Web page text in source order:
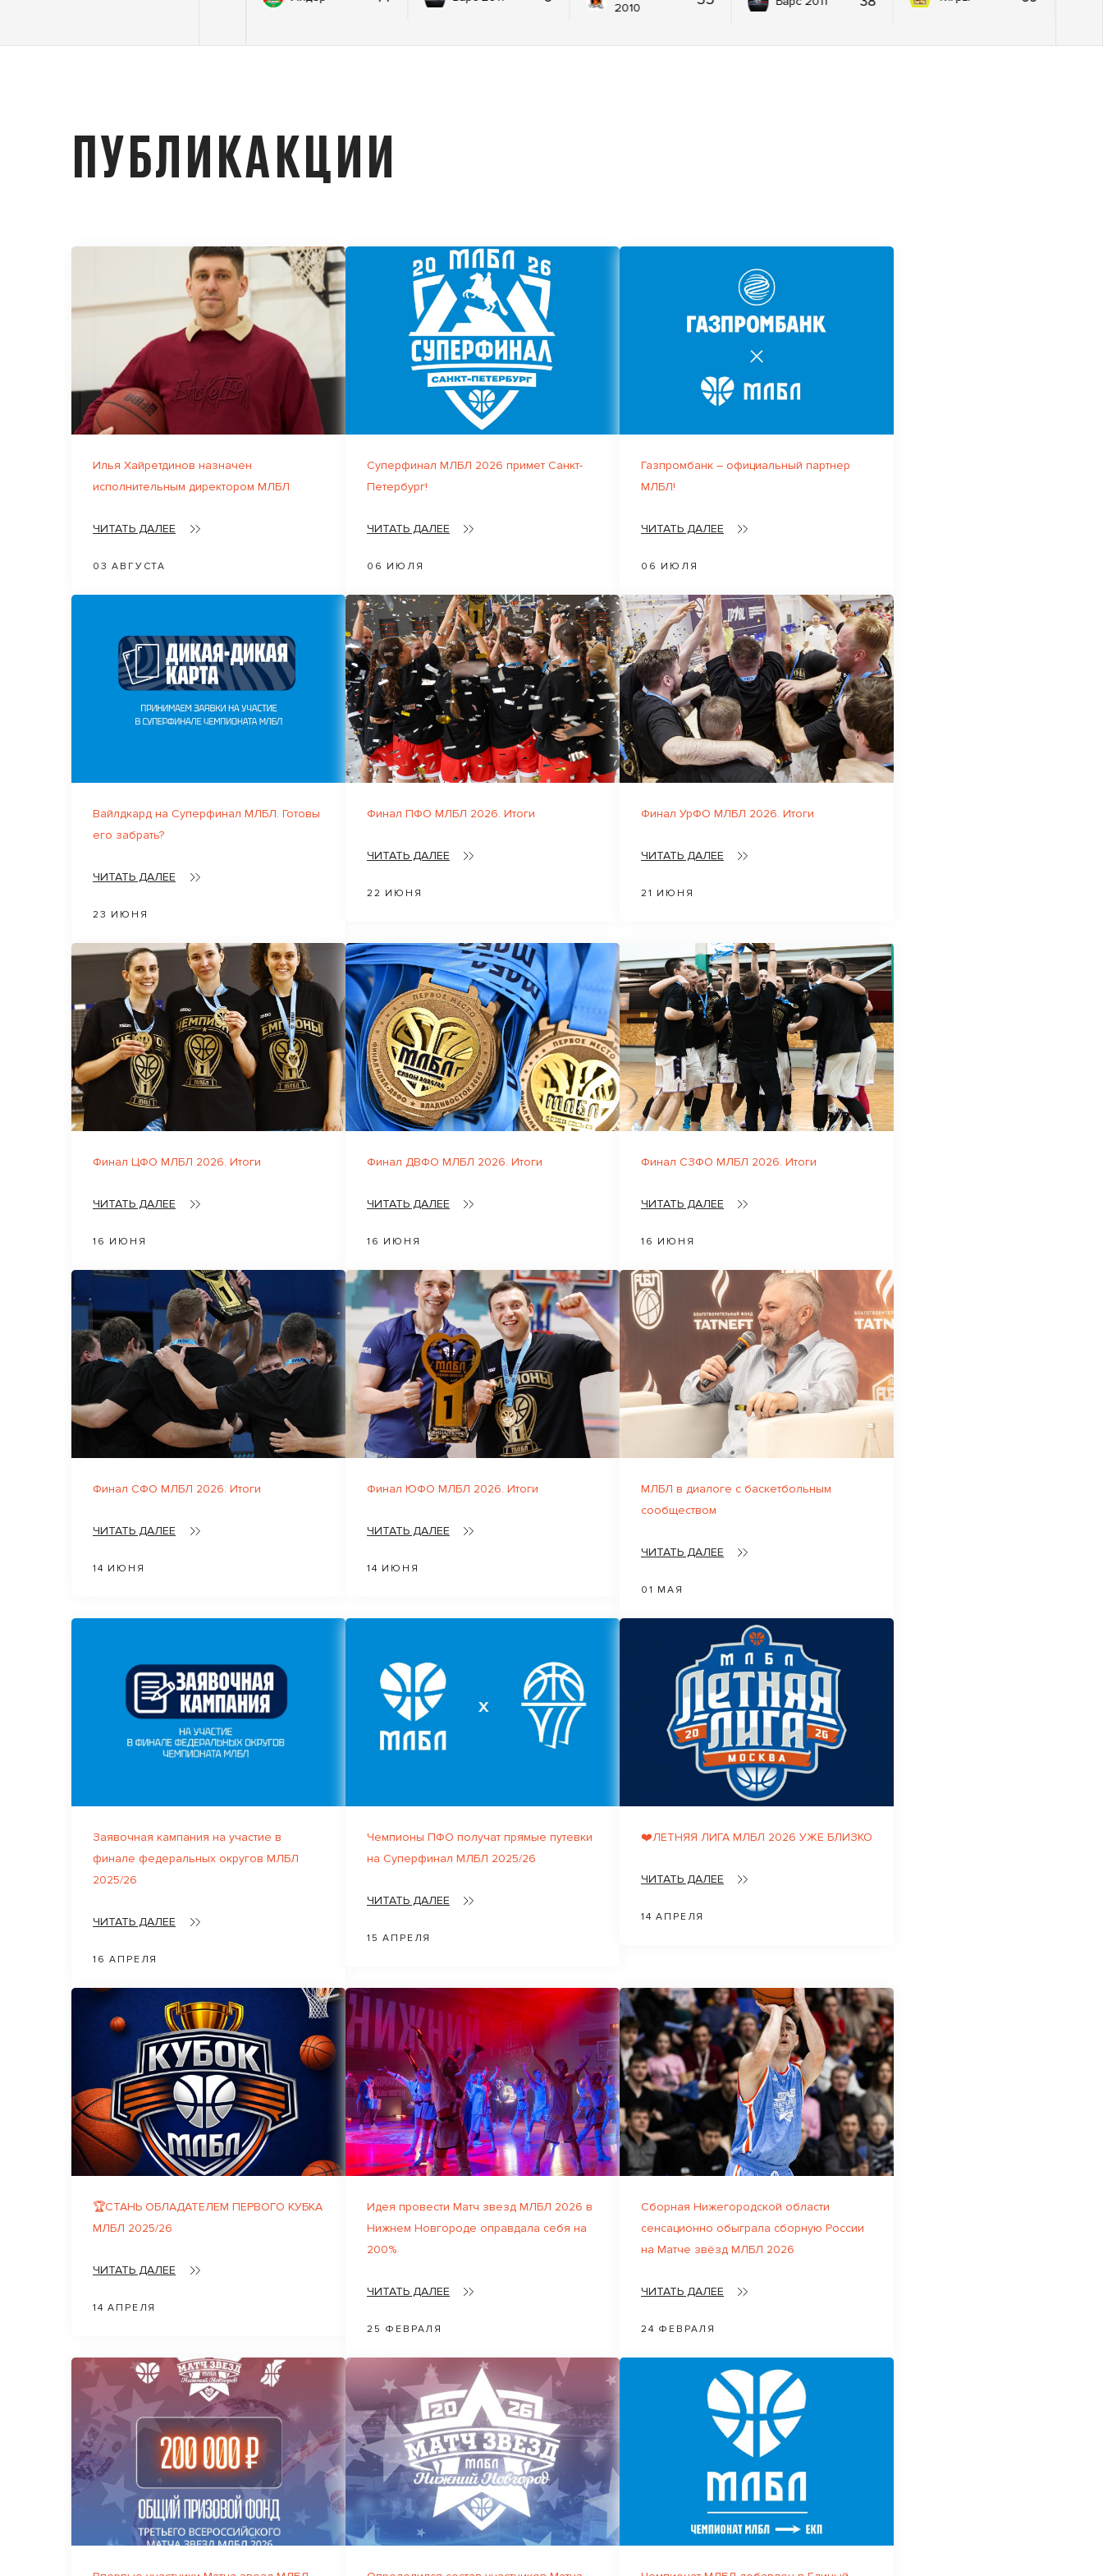
2010
ПУБЛИКАКЦИИ
Илья Хайретдинов назначен
исполнительным директором МЛБЛ
ЧИТАТЬ ДАЛЕЕ
03 АВГУСТА
Суперфинал МЛБЛ 2026 примет Санкт-
Петербург!
ЧИТАТЬ ДАЛЕЕ
06 ИЮЛЯ
Газпромбанк – официальный партнер
МЛБЛ!
ЧИТАТЬ ДАЛЕЕ
06 ИЮЛЯ
Вайлдкард на Суперфинал МЛБЛ. Готовы
его забрать?
ЧИТАТЬ ДАЛЕЕ
23 ИЮНЯ
Финал ПФО МЛБЛ 2026. Итоги
ЧИТАТЬ ДАЛЕЕ
22 ИЮНЯ
Финал УрФО МЛБЛ 2026. Итоги
ЧИТАТЬ ДАЛЕЕ
21 ИЮНЯ
Финал ЦФО МЛБЛ 2026. Итоги
ЧИТАТЬ ДАЛЕЕ
16 ИЮНЯ
Финал ДВФО МЛБЛ 2026. Итоги
ЧИТАТЬ ДАЛЕЕ
16 ИЮНЯ
Финал СЗФО МЛБЛ 2026. Итоги
ЧИТАТЬ ДАЛЕЕ
16 ИЮНЯ
Финал СФО МЛБЛ 2026. Итоги
ЧИТАТЬ ДАЛЕЕ
14 ИЮНЯ
Финал ЮФО МЛБЛ 2026. Итоги
ЧИТАТЬ ДАЛЕЕ
14 ИЮНЯ
МЛБЛ в диалоге с баскетбольным
сообществом
ЧИТАТЬ ДАЛЕЕ
01 МАЯ
Заявочная кампания на участие в
финале федеральных округов МЛБЛ
2025/26
ЧИТАТЬ ДАЛЕЕ
16 АПРЕЛЯ
Чемпионы ПФО получат прямые путевки
на Суперфинал МЛБЛ 2025/26
ЧИТАТЬ ДАЛЕЕ
15 АПРЕЛЯ
❤️ЛЕТНЯЯ ЛИГА МЛБЛ 2026 УЖЕ БЛИЗКО
ЧИТАТЬ ДАЛЕЕ
14 АПРЕЛЯ
🏆СТАНЬ ОБЛАДАТЕЛЕМ ПЕРВОГО КУБКА
МЛБЛ 2025/26
ЧИТАТЬ ДАЛЕЕ
14 АПРЕЛЯ
Идея провести Матч звезд МЛБЛ 2026 в
Нижнем Новгороде оправдала себя на
200%
ЧИТАТЬ ДАЛЕЕ
25 ФЕВРАЛЯ
Сборная Нижегородской области
сенсационно обыграла сборную России
на Матче звёзд МЛБЛ 2026
ЧИТАТЬ ДАЛЕЕ
24 ФЕВРАЛЯ